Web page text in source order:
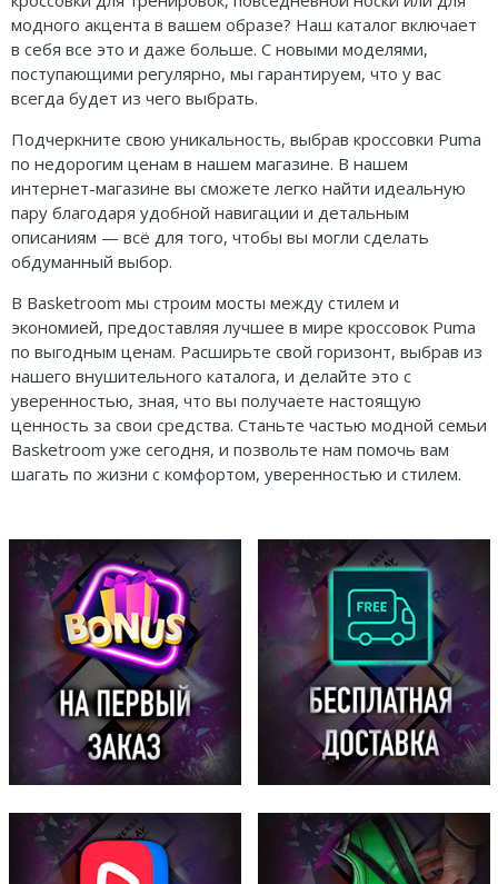
модного акцента в вашем образе? Наш каталог включает
в себя все это и даже больше. С новыми моделями,
поступающими регулярно, мы гарантируем, что у вас
всегда будет из чего выбрать.
Подчеркните свою уникальность, выбрав кроссовки Puma
по недорогим ценам в нашем магазине. В нашем
интернет-магазине вы сможете легко найти идеальную
пару благодаря удобной навигации и детальным
описаниям — всё для того, чтобы вы могли сделать
обдуманный выбор.
В Basketroom мы строим мосты между стилем и
экономией, предоставляя лучшее в мире кроссовок Puma
по выгодным ценам. Расширьте свой горизонт, выбрав из
нашего внушительного каталога, и делайте это с
уверенностью, зная, что вы получаете настоящую
ценность за свои средства. Станьте частью модной семьи
Basketroom уже сегодня, и позвольте нам помочь вам
шагать по жизни с комфортом, уверенностью и стилем.